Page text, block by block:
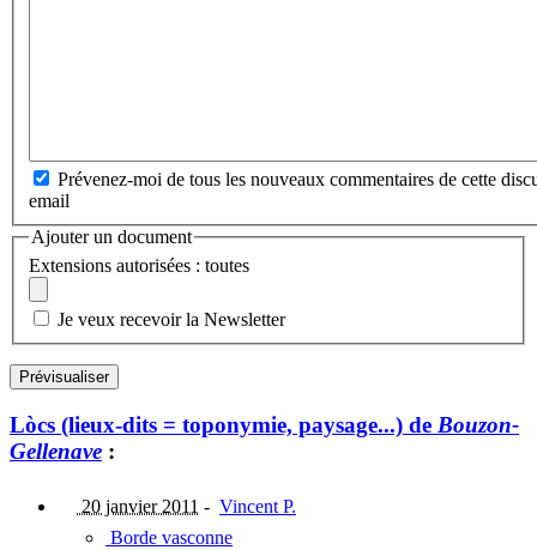
Prévenez-moi de tous les nouveaux commentaires de cette
email
Ajouter un document
Extensions autorisées : toutes
Je veux recevoir la Newsletter
Lòcs (lieux-dits = toponymie, paysage...) de Bouzon-
Gellenave :
20 janvier 2011 - Vincent P.
Borde vasconne